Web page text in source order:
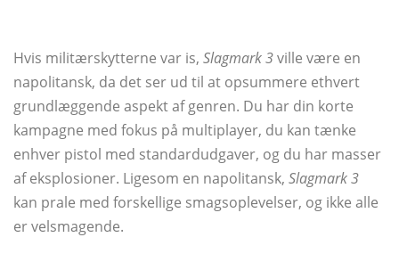
Hvis militærskytterne var is, Slagmark 3ville være en
napolitansk, da det ser ud til at opsummere ethvert
grundlæggende aspekt af genren. Du har din korte
kampagne med fokus på multiplayer, du kan tænke
enhver pistol med standardudgaver, og du har masser
af eksplosioner. Ligesom en napolitansk, Slagmark 3
kan prale med forskellige smagsoplevelser, og ikke alle
er velsmagende.